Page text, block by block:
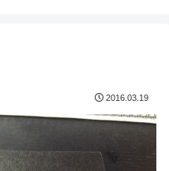
2016.03.19